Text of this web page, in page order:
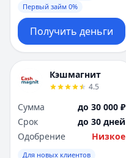
Первый займ 0%
Получить деньги
Кэшмагнит
4.5
Сумма
до 30 000 ₽
Срок
до 30 дней
Одобрение
Низкое
Для новых клиентов